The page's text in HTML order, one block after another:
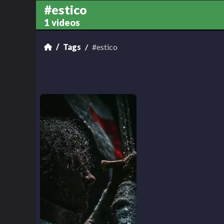
#estico
1 videos
Tags #estico